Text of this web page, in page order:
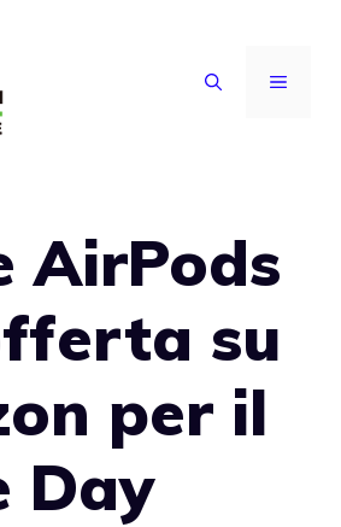
MENU
AirPods
su
per il
Day